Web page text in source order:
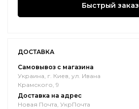
Быстрый заказ
ДОСТАВКА
Самовывоз с магазина
Украина, г. Киев, ул. Ивана
Крамского, 9
Доставка на адрес
Новая Почта, УкрПочта